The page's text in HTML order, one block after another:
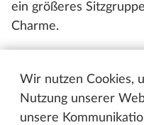
Wir nutzen Cookies,
Nutzung unserer
unsere
ein größeres
Charme.
Schlafen